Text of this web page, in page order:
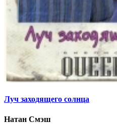
Луч заходящего солнца
Натан Смэш